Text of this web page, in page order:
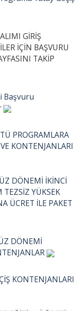
GİRİŞ
İÇİN BAŞVURU
TAKİP
Başvuru
PROGRAMLARA
KONTENJANLARI
DÖNEMİ İKİNCİ
YÜKSEK
ÜCRET İLE PAKET
DÖNEMİ
KONTENJANLARI